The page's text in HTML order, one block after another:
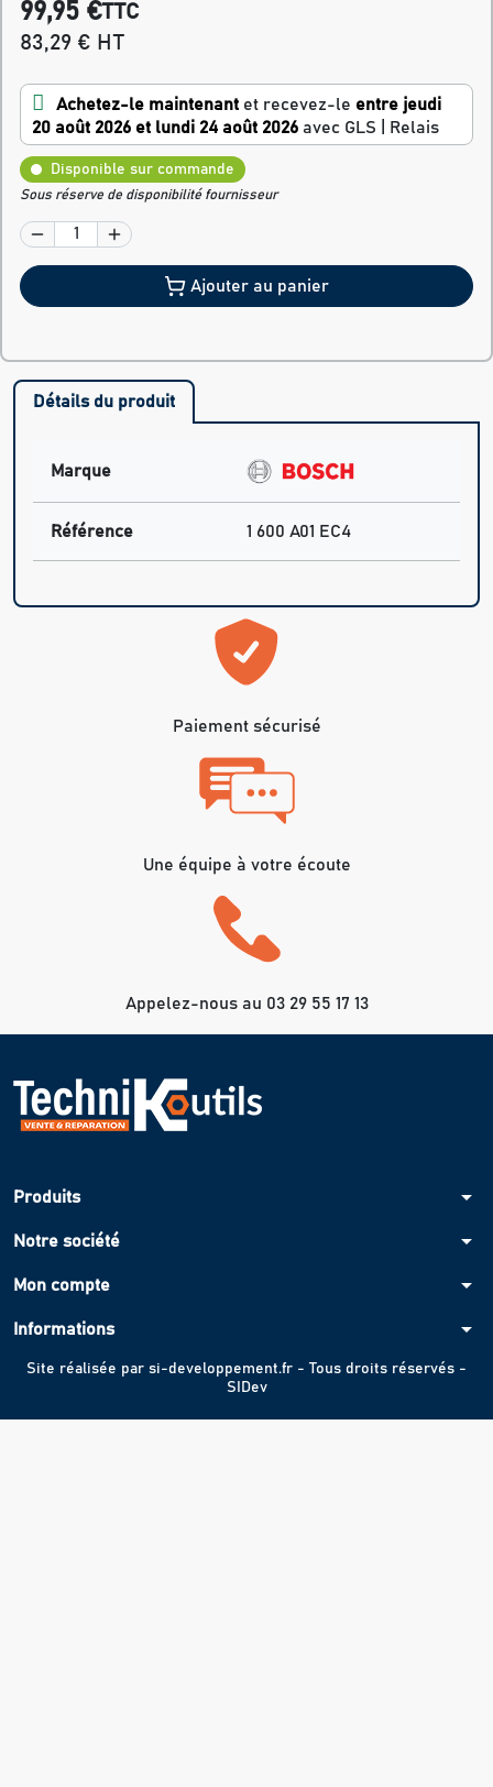
99,95 €TTC
83,29 € HT
Achetez-le maintenant et recevez-le entre jeudi
20 août 2026 et lundi 24 août 2026 avec GLS | Relais
Disponible sur commande
Sous réserve de disponibilité fournisseur
Ajouter au panier
Détails du produit
Marque
Référence 1 600 A01 EC4
Paiement sécurisé
Une équipe à votre écoute
Appelez-nous au 03 29 55 17 13
Produits arrow_drop_down
Notre société arrow_drop_down
Mon compte arrow_drop_down
Informations arrow_drop_down
Site réalisée par si-developpement.fr - Tous droits réservés -
SIDev